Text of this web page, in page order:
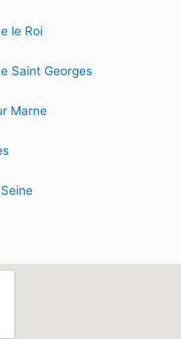
le Roi
Saint Georges
Marne